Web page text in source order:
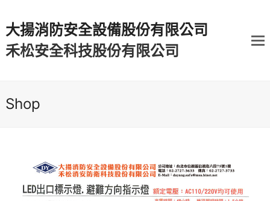
大揚消防安全設備股份有限公司
禾松安全科技股份有限公司
Shop